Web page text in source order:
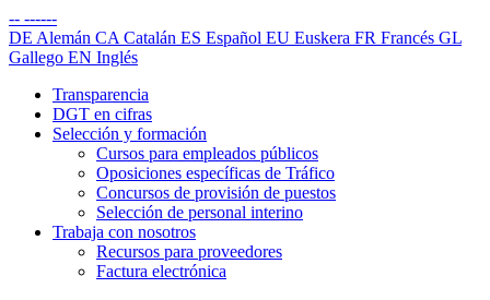
-- ------
DE Alemán CA Catalán ES Español EU Euskera FR Francés GL
Gallego EN Inglés
Transparencia
DGT en cifras
Selección y formación
Cursos para empleados públicos
Oposiciones específicas de Tráfico
Concursos de provisión de puestos
Selección de personal interino
Trabaja con nosotros
Recursos para proveedores
Factura electrónica